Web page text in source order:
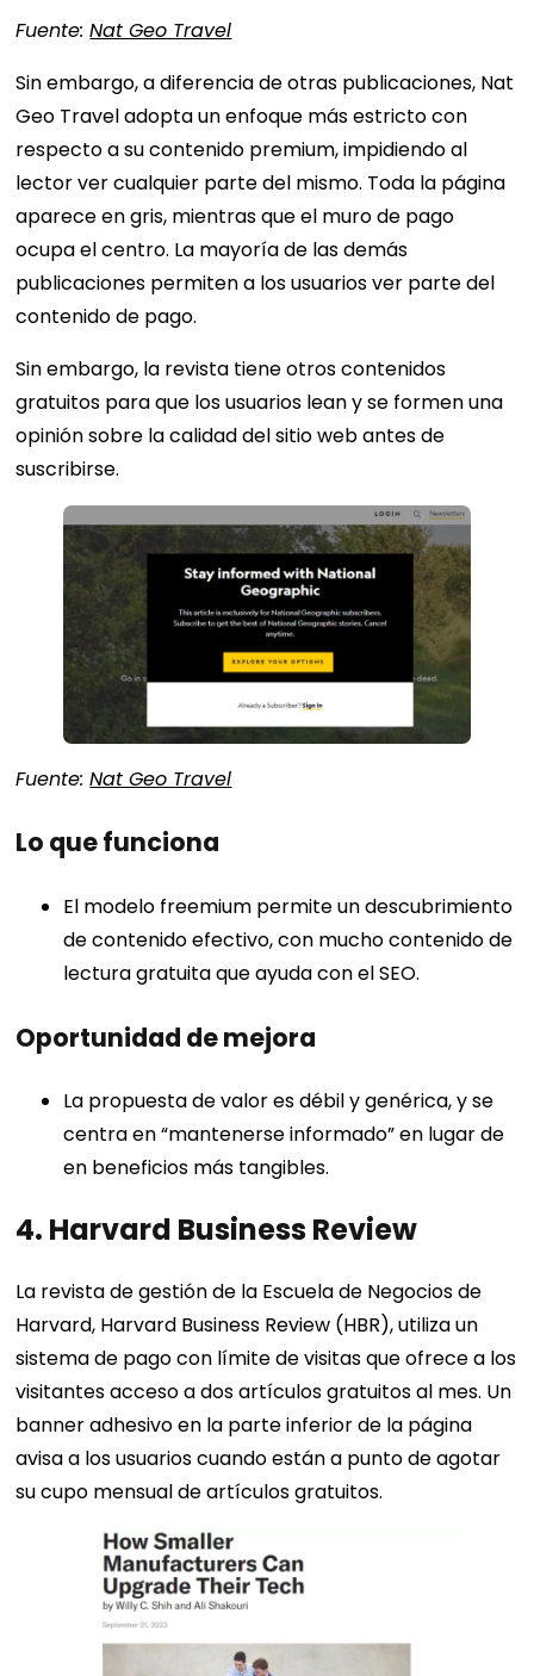
Fuente:Nat Geo Travel
Sin embargo, a diferencia de otras publicaciones, Nat
Geo Travel adopta un enfoque más estricto con
respecto a su contenido premium, impidiendo al
lector ver cualquier parte del mismo. Toda la página
aparece en gris, mientras que el muro de pago
ocupa el centro. La mayoría de las demás
publicaciones permiten a los usuarios ver parte del
contenido de pago.
Sin embargo, la revista tiene otros contenidos
gratuitos para que los usuarios lean y se formen una
opinión sobre la calidad del sitio web antes de
suscribirse.
Fuente:Nat Geo Travel
Lo que funciona
El modelo freemium permite un descubrimiento
de contenido efectivo, con mucho contenido de
lectura gratuita que ayuda con el SEO.
Oportunidad de mejora
La propuesta de valor es débil y genérica, y se
centra en “mantenerse informado” en lugar de
en beneficios más tangibles.
4. Harvard Business Review
La revista de gestión de la Escuela de Negocios de
Harvard, Harvard Business Review (HBR), utiliza un
sistema de pago con límite de visitas que ofrece a los
visitantes acceso a dos artículos gratuitos al mes. Un
banner adhesivo en la parte inferior de la página
avisa a los usuarios cuando están a punto de agotar
su cupo mensual de artículos gratuitos.